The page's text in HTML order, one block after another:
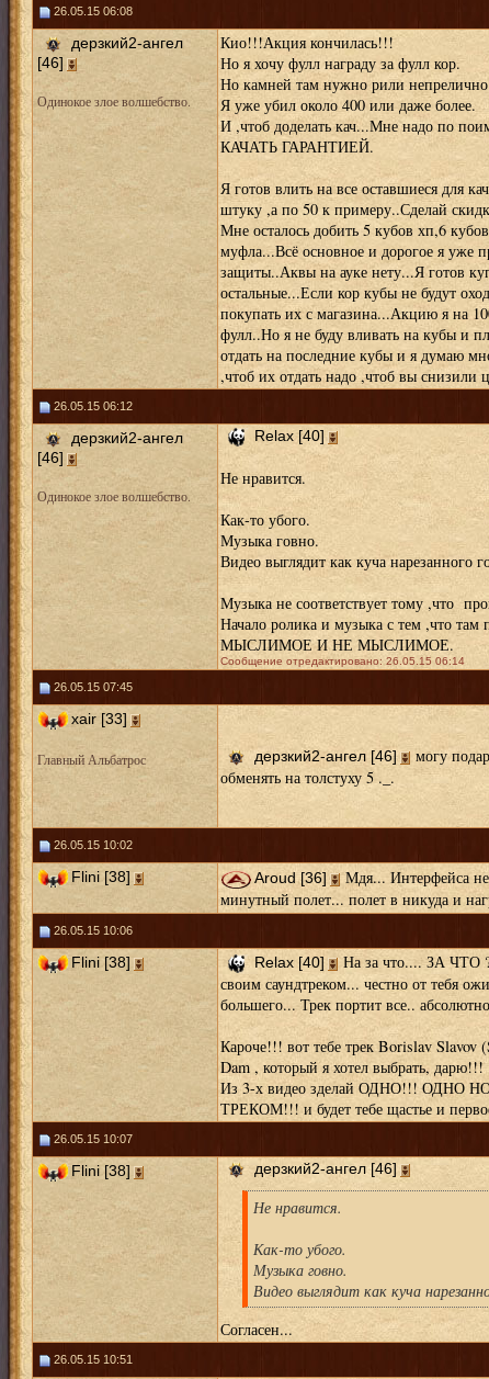
26.05.15 06:08
дерзкий2-ангел
[46]
Одинокое злое волшебство.
Кио!!!Акция кончилась!!!
Но я хочу фулл награду за фулл кор.
Но камней там нужно рили
Я уже убил около 400 или даже более.
И ,чтоб доделать кач...Мне надо по
КАЧАТЬ ГАРАНТИЕЙ.
Я готов влить на все оставшиеся для
штуку ,а по 50 к примеру..Сделай
Мне осталось добить 5 кубов хп,6
муфла...Всё основное и дорогое я уже
защиты..Аквы на ауке нету...Я готов
остальные...Если кор кубы не будут
покупать их с магазина...Акцию я на
фулл..Но я не буду вливать на кубы и
отдать на последние кубы и я думаю
,чтоб их отдать надо ,чтоб вы снизили
26.05.15 06:12
дерзкий2-ангел
[46]
Одинокое злое волшебство.
Relax [40]
Не нравится.
Как-то убого.
Музыка говно.
Видео выглядит как куча нарезанного
Музыка не соответствует тому ,что
Начало ролика и музыка с тем ,что
МЫСЛИМОЕ И НЕ МЫСЛИМОЕ.
Сообщение отредактировано: 26.05.15 06:14
26.05.15 07:45
xair [33]
Главный Альбатрос дерзкий2-ангел [46]
могу
обменять на толстуху 5 ._.
26.05.15 10:02
Flini [38] Aroud [36]
Мдя... Интерфейса
минутный полет... полет в никуда и
26.05.15 10:06
Flini [38] Relax [40]
На за что.... ЗА ЧТО
своим саундтреком... честно от тебя
большего... Трек портит все..
Кароче!!! вот тебе трек Borislav
Dam , который я хотел выбрать, дарю!!!
Из 3-х видео зделай ОДНО!!!
ТРЕКОМ!!! и будет тебе щастье и
26.05.15 10:07
Flini [38] дерзкий2-ангел [46]
Не нравится.
Как-то убого.
Музыка говно.
Видео выглядит как куча
Согласен...
26.05.15 10:51